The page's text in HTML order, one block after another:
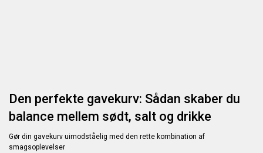
Den perfekte gavekurv: Sådan skaber du
balance mellem sødt, salt og drikke
Gør din gavekurv uimodståelig med den rette kombination af
smagsoplevelser